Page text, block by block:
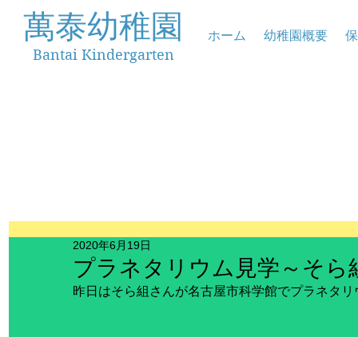
萬泰幼稚園
Bantai Kindergarten
ホーム 幼稚園概要
プラネタリウム見学～そら
2020年6月19日
昨日はそら組さんが名古屋市科学館でプラネタ